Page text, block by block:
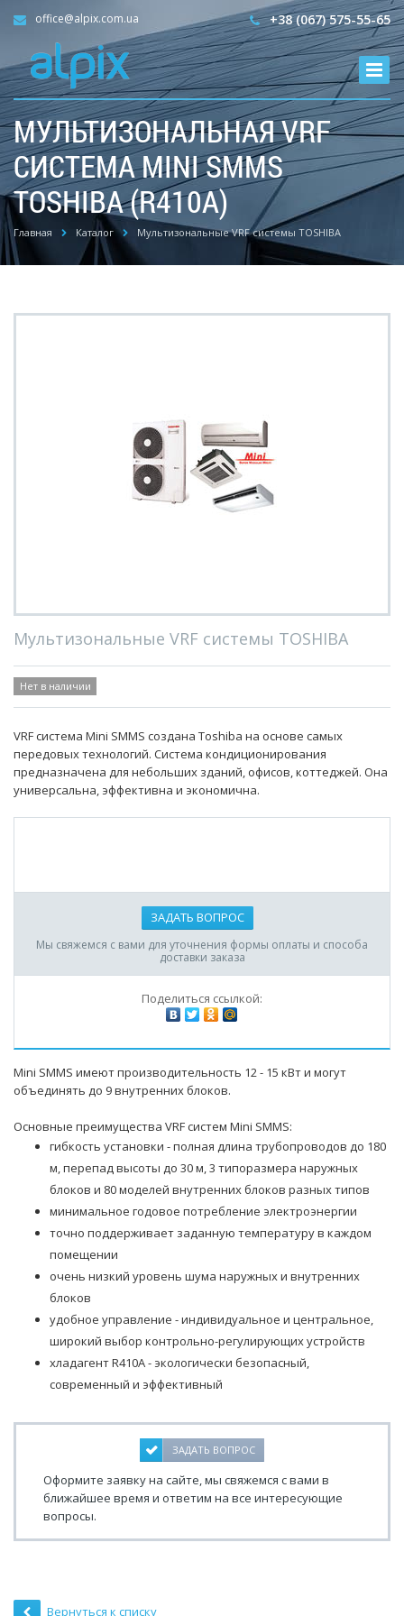
+38 (067) 575-55-65
office@alpix.com.ua
МУЛЬТИЗОНАЛЬНАЯ VRF
СИСТЕМА MINI SMMS
TOSHIBA (R410А)
Главная Каталог Мультизональные VRF системы TOSHIBA
Мультизональные VRF системы TOSHIBA
Нет в наличии
VRF система Mini SMMS создана Toshiba на основе самых
передовых технологий. Система кондиционирования
предназначена для небольших зданий, офисов, коттеджей. Она
универсальна, эффективна и экономична.
ЗАДАТЬ ВОПРОС
Мы свяжемся с вами для уточнения формы оплаты и способа
доставки заказа
Поделиться ссылкой:
Mini SMMS имеют производительность 12 - 15 кВт и могут
объединять до 9 внутренних блоков.
Основные преимущества VRF систем Mini SMMS:
гибкость установки - полная длина трубопроводов до 180
м, перепад высоты до 30 м, 3 типоразмера наружных
блоков и 80 моделей внутренних блоков разных типов
минимальное годовое потребление электроэнергии
точно поддерживает заданную температуру в каждом
помещении
очень низкий уровень шума наружных и внутренних
блоков
удобное управление - индивидуальное и центральное,
широкий выбор контрольно-регулирующих устройств
хладагент R410A - экологически безопасный,
современный и эффективный
ЗАДАТЬ ВОПРОС
Оформите заявку на сайте, мы свяжемся с вами в
ближайшее время и ответим на все интересующие
вопросы.
Вернуться к списку